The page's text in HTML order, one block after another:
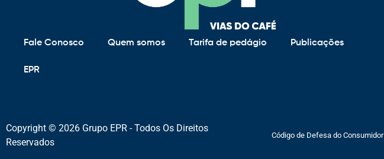
Fale Conosco Quem somos Tarifa de pedágio Publicações
EPR
Copyright © 2026 Grupo EPR - Todos Os Direitos
Reservados
Código de Defesa do Consumidor